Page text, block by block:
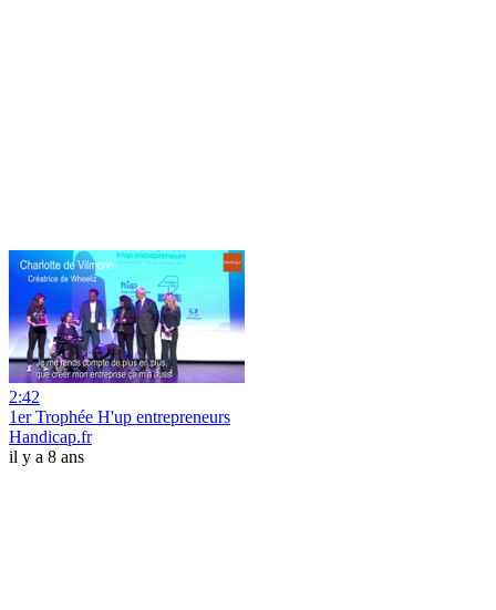
2:42
1er Trophée H'up entrepreneurs
Handicap.fr
il y a 8 ans